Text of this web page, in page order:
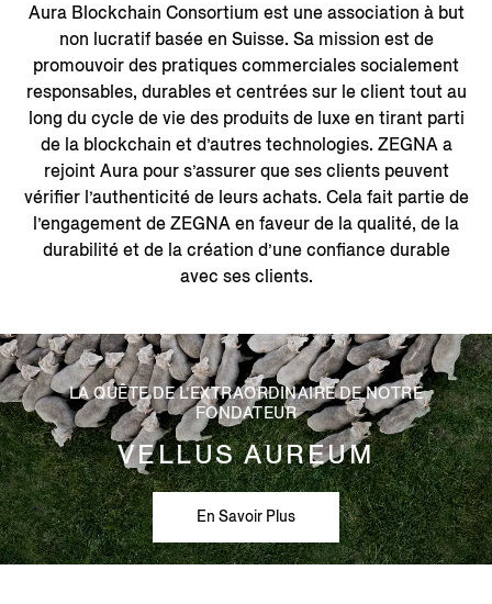
Aura Blockchain Consortium est une association à but
non lucratif basée en Suisse. Sa mission est de
promouvoir des pratiques commerciales socialement
responsables, durables et centrées sur le client tout au
long du cycle de vie des produits de luxe en tirant parti
de la blockchain et d’autres technologies. ZEGNA a
rejoint Aura pour s’assurer que ses clients peuvent
vérifier l’authenticité de leurs achats. Cela fait partie de
l’engagement de ZEGNA en faveur de la qualité, de la
durabilité et de la création d’une confiance durable
avec ses clients.
LA QUÊTE DE L’EXTRAORDINAIRE DE NOTRE
FONDATEUR
VELLUS AUREUM
En Savoir Plus